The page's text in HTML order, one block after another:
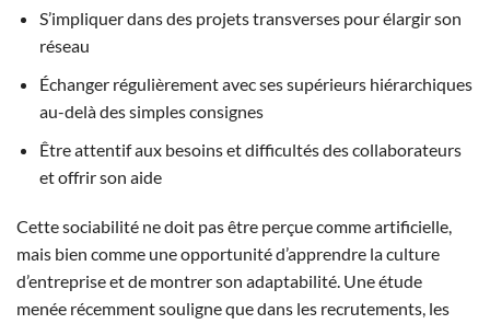
S’impliquer dans des projets transverses pour élargir son
réseau
Échanger régulièrement avec ses supérieurs hiérarchiques
au-delà des simples consignes
Être attentif aux besoins et difficultés des collaborateurs
et offrir son aide
Cette sociabilité ne doit pas être perçue comme artificielle,
mais bien comme une opportunité d’apprendre la culture
d’entreprise et de montrer son adaptabilité. Une étude
menée récemment souligne que dans les recrutements, les